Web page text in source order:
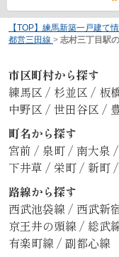
【TOP】練馬新築一戸建て
都営三田線 > 志村三丁目駅
市区町村から探す
練馬区 / 杉並区 / 板
中野区 / 世田谷区 /
町名から探す
宮前 / 泉町 / 南大泉 /
下井草 / 栄町 / 新町 /
路線から探す
西武池袋線 / 西武新
京王井の頭線 / 総武
有楽町線 / 副都心線